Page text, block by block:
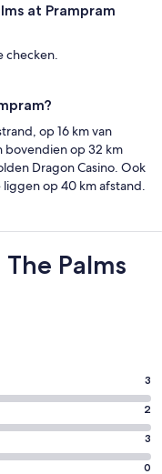
at Prampram
checken.
op 16 km van
bovendien op 32 km
Dragon Casino. Ook
liggen op 40 km afstand.
Palms
3
2
3
0